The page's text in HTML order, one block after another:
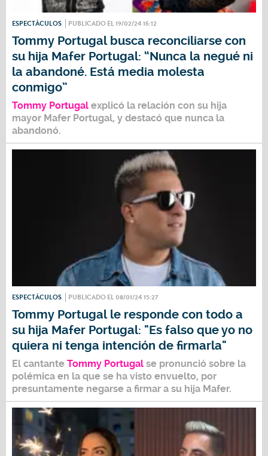
ESPECTÁCULOS PUBLICADO EL 19/02/24 16:12
Tommy Portugal busca reconciliarse con
su hija Mafer Portugal: “Nunca la negué ni
la abandoné. Está media molesta
conmigo”
Tommy Portugal explicó la relación con su hija
mayor Mafer Portugal, y destacó que nunca la
abandonó.
ESPECTÁCULOS PUBLICADO EL 08/01/24 15:27
Tommy Portugal le responde con todo a
su hija Mafer Portugal: "Es falso que yo no
quiera ni tenga intención de firmarla"
El cantante Tommy Portugal se pronunció sobre la
polémica en la que se ha visto envuelto, por
presuntamente negarse a firmar a su hija Mafer.